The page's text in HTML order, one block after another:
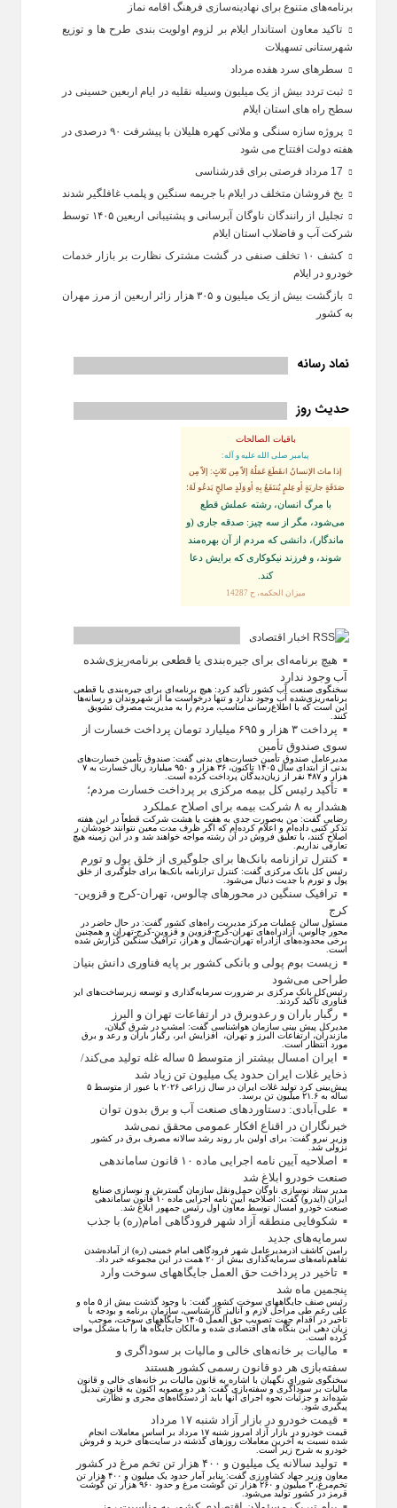
برنامه‌های متنوع برای نهادینه‌سازی فرهنگ اقامه نماز
تاکید معاون استاندار ایلام بر لزوم اولویت‌ بندی طرح‌ ها و توزیع
شهرستانی تسهیلات
سطرهای سرد هفده مرداد
ثبت تردد بیش از یک میلیون وسیله نقلیه در ایام اربعین حسینی در
سطح راه‌ های استان ایلام
پروژه سازه سنگی و ملاتی کهره هلیلان با پیشرفت ۹۰ درصدی در
هفته دولت افتتاح می شود
یخ‌ فروشان متخلف در ایلام با جریمه سنگین و پلمب غافلگیر شدند
تجلیل از رانندگان ناوگان آبرسانی و پشتیبانی اربعین ۱۴۰۵ توسط
شرکت آب و فاضلاب استان ایلام
کشف ۱۰ تخلف صنفی در گشت مشترک نظارت بر بازار خدمات
خودرو در ایلام
بازگشت بیش از یک میلیون و ۳۰۵ هزار زائر اربعین از مرز مهران
به کشور
نماد رسانه
حدیث روز
باقیات الصالحات
پيامبر صلى‏ الله‏ عليه ‏و‏ آله:
إذا ماتَ الإنسانُ انقَطَعَ عَمَلُهُ إلاّ مِن ثَلاثٍ: إلاّ مِن
صَدَقَةٍ جاريَةٍ أو عِلمٍ يُنتَفَعُ بِهِ أو وَلَدٍ صالِحٍ يَدعُو لَهُ؛
با مرگ انسان، رشته عملش قطع
مى‌شود، مگر از سه چيز: صدقه جارى (و
ماندگار)، دانشى كه مردم از آن بهره‏‌مند
شوند، و فرزند نيكوكارى كه برايش دعا
كند.
ميزان الحكمه، ح 14287
اخبار اقتصادی
هیچ برنامه‌ای برای جیره‌بندی یا قطعی برنامه‌ریزی‌شده
آب وجود ندارد
سخنگوی صنعت آب کشور تأکید کرد: هیچ برنامه‌ای برای جیره‌بندی یا قطعی
برنامه‌ریزی‌شده آب وجود ندارد و تنها درخواست ما از شهروندان و رسانه‌ها
این است که با اطلاع‌رسانی مناسب، مردم را به مدیریت مصرف تشویق
کنند.
پرداخت ۳ هزار و ۶۹۵ میلیارد تومان پرداخت خسارت از
سوی صندوق تأمین
مدیرعامل صندوق تأمین خسارت‌های بدنی گفت: صندوق تأمین خسارت‌های
بدنی از ابتدای سال ۱۴۰۵ تاکنون، ۳۶ هزار و ۹۵۰ میلیارد ریال خسارت به ۷
هزار و ۴۸۷ نفر از زیان‌دیدگان پرداخت کرده است.
تأکید رئیس کل بیمه مرکزی بر پرداخت خسارت مردم؛
هشدار به ۸ شرکت‌ بیمه برای اصلاح عملکرد
رضایی گفت: من به‌صورت جدی به هفت یا هشت شرکت قطعاً در این هفته
تذکر کتبی داده‌ام و اعلام کرده‌ام که اگر ظرف مدت معین نتوانند خودشان را
اصلاح کنند، با تعلیق فروش در آن رشته مواجه خواهند شد و در این زمینه هیچ
تعارفی نداریم.
کنترل ترازنامه بانک‌ها برای جلوگیری از خلق پول و تورم
رئیس کل بانک مرکزی گفت: کنترل ترازنامه بانک‌ها برای جلوگیری از خلق
پول و تورم با جدیت دنبال می‌شود.
ترافیک سنگین در محورهای چالوس، تهران-کرج و قزوین-
کرج
مسئول سالن عملیات مرکز مدیریت راه‌های کشور گفت: در حال حاضر در
محور چالوس، آزادراه‌های تهران-کرج-قزوین و قزوین-کرج-تهران و همچنین
برخی محدوده‌های آزادراه تهران-شمال و هراز، ترافیک سنگین گزارش شده
است.
زیست بوم پولی و بانکی کشور بر پایه فناوری دانش بنیان
طراحی می‌شود
رئیس‌کل بانک مرکزی بر ضرورت سرمایه‌گذاری و توسعه زیرساخت‌های این
فناوری تأکید کردند.
رگبار باران و رعدوبرق در ارتفاعات تهران و البرز
مدیرکل پیش بینی سازمان هواشناسی گفت: امشب در شرق گیلان،
مازندران، ارتفاعات البرز و تهران، افزایش ابر، رگبار باران و رعد و برق
مورد انتظار است.
ایران امسال بیشتر از متوسط ۵ ساله غله تولید می‌کند/
ذخایر غلات ایران حدود یک میلیون تن زیاد شد
پیش‌بینی کرد تولید غلات ایران در سال زراعی ۲۰۲۶ با عبور از متوسط ۵
ساله به ۲۱.۶ میلیون تن برسد.
علی‌آبادی: دستاورد‌های صنعت آب و برق بدون توان
خبرنگاران در اقناع افکار عمومی محقق نمی‌شد
وزیر نیرو گفت: برای اولین بار روند رشد سالانه مصرف برق در کشور
نزولی شد.
اصلاحیه آیین نامه اجرایی ماده ۱۰ قانون ساماندهی
صنعت خودرو ابلاغ شد
مدیر ستاد نوسازی ناوگان حمل‌ونقل سازمان گسترش و نوسازی صنایع
ایران (ایدرو) گفت: اصلاحیه آیین نامه اجرایی ماده ۱۰ قانون ساماندهی
صنعت خودرو امسال توسط معاون اول رئیس جمهور ابلاغ شد.
شکوفایی منطقه آزاد شهر فرودگاهی امام(ره) با جذب
سرمایه‌های جدید
رامین کاشف اذرمدیرعامل شهر فرودگاهی امام خمینی (ره) از آماده‌شدن
تفاهم‌نامه‌های سرمایه‌گذاری بیش از ۲۰ همت در این مجموعه خبر داد.
تاخیر در پرداخت حق العمل جایگاههای سوخت وارد
پنجمین ماه شد
رئیس صنف جایگاههای سوخت کشور گفت: با وجود گذشت بیش از ۵ ماه و
علی رغم طی مراحل لازم و آنالیز کارشناسی، سازمان برنامه و بودجه با
تاخیر در اقدام جهت تصویب حق العمل ۱۴۰۵ جایگاههای سوخت، موجب
زیان دهی این بنگاه های اقتصادی شده و مالکان جایگاه ها را با مشکل مواجه
کرده است.
مالیات بر خانه‌های خالی و مالیات بر سوداگری و
سفته‌بازی هر دو قانون رسمی کشور هستند
سخنگوی شورای نگهبان با اشاره به قانون مالیات بر خانه‌های خالی و قانون
مالیات بر سوداگری و سفته‌بازی گفت: هر دو مصوبه اکنون به قانون تبدیل
شده‌اند و جزئیات نحوه اجرای آنها باید از دستگاه‌های مجری و نظارتی
پیگیری شود.
قیمت خودرو در بازار آزاد شنبه ۱۷ مرداد
قیمت خودرو در بازار آزاد امروز شنبه ۱۷ مرداد بر اساس معاملات انجام
شده نسبت به آخرین معاملات روز‌های گذشته در سایت‌های خرید و فروش
خودرو به شرح زیر است.
تولید سالانه یک میلیون و ۴۰۰ هزار تن تخم مرغ در کشور
معاون وزیر جهاد کشاورزی گفت: بنابر آمار حدود یک میلیون و ۴۰۰ هزار تن
تخم‌مرغ، ۳ میلیون و ۲۶۰ هزار تن گوشت مرغ و حدود ۹۶۰ هزار تن گوشت
قرمز در کشور تولید می‌شود.